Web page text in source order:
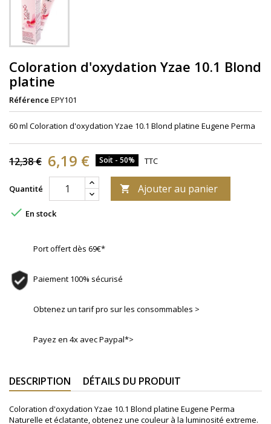
Coloration d'oxydation Yzae 10.1 Blond
platine
Référence EPY101
60 ml Coloration d'oxydation Yzae 10.1 Blond platine Eugene Perma
12,38 € 6,19 € Soit - 50% TTC
Quantité  Ajouter au panier
 En stock
Port offert dès 69€*
Paiement 100% sécurisé
Obtenez un tarif pro sur les consommables >
Payez en 4x avec Paypal*>
DESCRIPTION DÉTAILS DU PRODUIT
Coloration d'oxydation Yzae 10.1 Blond platine Eugene Perma
Naturelle et éclatante, obtenez une couleur à la luminosité extreme.